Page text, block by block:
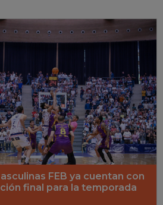
FEB ya cuentan con
final para la temporada